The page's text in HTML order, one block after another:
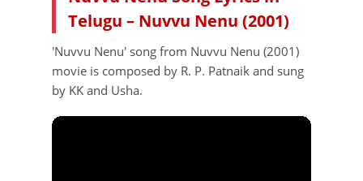
Telugu – Nuvvu Nenu (2001)
'Nuvvu Nenu' song from Nuvvu Nenu (2001)
movie is composed by R. P. Patnaik and sung
by KK and Usha.